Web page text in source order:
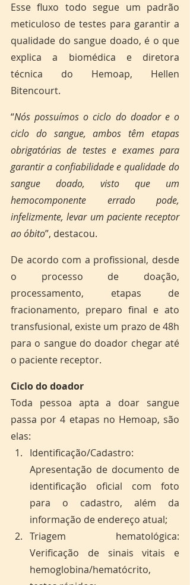
Esse fluxo todo segue um padrão
meticuloso de testes para garantir a
qualidade do sangue doado, é o que
explica a biomédica e diretora
técnica do Hemoap, Hellen
Bitencourt.
“Nós possuímos o ciclo do doador e o
ciclo do sangue, ambos têm etapas
obrigatórias de testes e exames para
garantir a confiabilidade e qualidade do
sangue doado, visto que um
hemocomponente errado pode,
infelizmente, levar um paciente receptor
ao óbito”, destacou.
De acordo com a profissional, desde
o processo de doação,
processamento, etapas de
fracionamento, preparo final e ato
transfusional, existe um prazo de 48h
para o sangue do doador chegar até
o paciente receptor.
Ciclo do doador
Toda pessoa apta a doar sangue
passa por 4 etapas no Hemoap, são
elas:
Identificação/Cadastro:
Apresentação de documento de
identificação oficial com foto
para o cadastro, além da
informação de endereço atual;
Triagem hematológica:
Verificação de sinais vitais e
hemoglobina/hematócrito,